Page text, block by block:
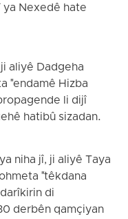
Nexedê hate
aliyê Dadgeha
"endamê Hizba
li dijî
hatibû sizadan.
niha jî, ji aliyê Taya
"têkdana
di
derbên qamçiyan